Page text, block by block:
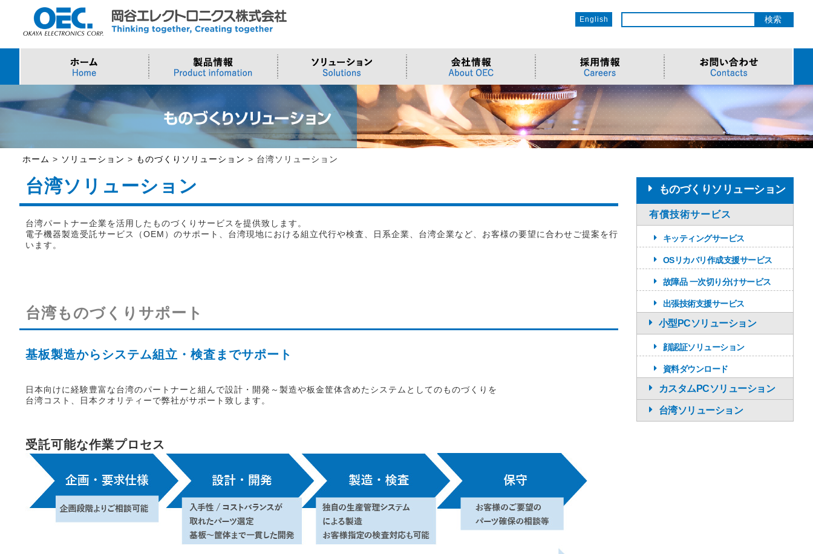
English
プロセッサ
>Intel (IoT/Embedded)
ソフトウェア・クラウド
>Microsoft Azure
>Windows IoT
システム
>Embeddedシステム
>オンライン資格確認端末
サーバー/ネットワーク
>Supermicro
>液体冷却ソリューション
電子部品/Automotive
>Components
>Semiconductor
>AI・IoTソリューション
>インテル IoTソリューション
スマートシティ・DX
>ナガレミル / 人流・交通観測
>OTセキュリティ
>Edgeシリーズ
>Elementシリーズ
>ものづくりソリューション
>有償技術サービス
>小型PCソリューション
>車載ソリューション
>地デジテレビ
>海外電子部品選定
>トップメッセージ >沿革 >拠点一覧 CSR
>OECのCSR
>社会への取り組み
>製品・御見積お問い合わせ >その他・採用お問い合わせ >当社向けご提案フォーム
ホーム > ソリューション > ものづくりソリューション > 台湾ソリューション
台湾ソリューション
台湾パートナー企業を活用したものづくりサービスを提供致します。
電子機器製造受託サービス（OEM）のサポート、台湾現地における組立代行や検査、日系企業、台湾企業など、お客様の要望に合わせご提案を行
います。
台湾ものづくりサポート
基板製造からシステム組立・検査までサポート
日本向けに経験豊富な台湾のパートナーと組んで設計・開発～製造や板金筐体含めたシステムとしてのものづくりを
台湾コスト、日本クオリティーで弊社がサポート致します。
受託可能な作業プロセス
ものづくりソリューション
有償技術サービス
キッティングサービス
OSリカバリ作成支援サービス
故障品 一次切り分けサービス
出張技術支援サービス
小型PCソリューション
顔認証ソリューション
資料ダウンロード
カスタムPCソリューション
台湾ソリューション